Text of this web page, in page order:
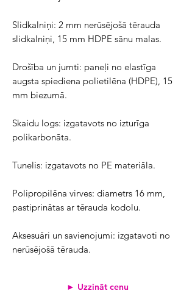
Slidkalniņi: 2 mm nerūsējošā tērauda
slidkalniņi, 15 mm HDPE sānu malas.
Drošība un jumti: paneļi no elastīga
augsta spiediena polietilēna (HDPE), 15
mm biezumā.
Skaidu logs: izgatavots no izturīga
polikarbonāta.
Tunelis: izgatavots no PE materiāla.
Polipropilēna virves: diametrs 16 mm,
pastiprinātas ar tērauda kodolu.
Aksesuāri un savienojumi: izgatavoti no
nerūsējošā tērauda.
► Uzzināt cenu